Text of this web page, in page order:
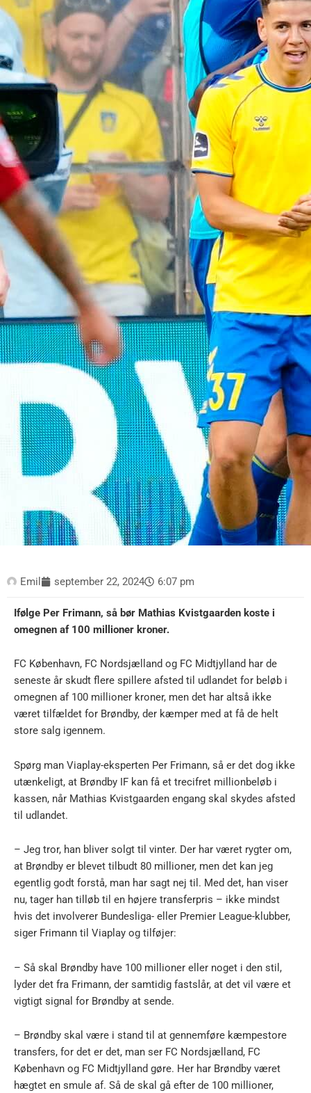
Emil september 22, 2024 6:07 pm
Ifølge Per Frimann, så bør Mathias Kvistgaarden koste i
omegnen af 100 millioner kroner.
FC København, FC Nordsjælland og FC Midtjylland har de
seneste år skudt flere spillere afsted til udlandet for beløb i
omegnen af 100 millioner kroner, men det har altså ikke
været tilfældet for Brøndby, der kæmper med at få de helt
store salg igennem.
Spørg man Viaplay-eksperten Per Frimann, så er det dog ikke
utænkeligt, at Brøndby IF kan få et trecifret millionbeløb i
kassen, når Mathias Kvistgaarden engang skal skydes afsted
til udlandet.
– Jeg tror, han bliver solgt til vinter. Der har været rygter om,
at Brøndby er blevet tilbudt 80 millioner, men det kan jeg
egentlig godt forstå, man har sagt nej til. Med det, han viser
nu, tager han tilløb til en højere transferpris – ikke mindst
hvis det involverer Bundesliga- eller Premier League-klubber,
siger Frimann til Viaplay og tilføjer:
– Så skal Brøndby have 100 millioner eller noget i den stil,
lyder det fra Frimann, der samtidig fastslår, at det vil være et
vigtigt signal for Brøndby at sende.
– Brøndby skal være i stand til at gennemføre kæmpestore
transfers, for det er det, man ser FC Nordsjælland, FC
København og FC Midtjylland gøre. Her har Brøndby været
hægtet en smule af. Så de skal gå efter de 100 millioner,